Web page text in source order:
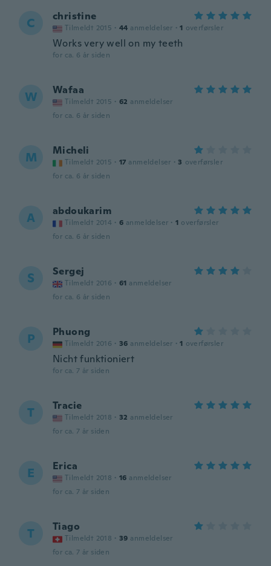
C christine
Tilmeldt 2015 · 44 anmeldelser · 1 overførsler
Works very well on my teeth
for ca. 6 år siden
W Wafaa
Tilmeldt 2015 · 62 anmeldelser
for ca. 6 år siden
M Micheli
Tilmeldt 2015 · 17 anmeldelser · 3 overførsler
for ca. 6 år siden
A abdoukarim
Tilmeldt 2014 · 6 anmeldelser · 1 overførsler
for ca. 6 år siden
S Sergej
Tilmeldt 2016 · 61 anmeldelser
for ca. 6 år siden
P Phuong
Tilmeldt 2016 · 36 anmeldelser · 1 overførsler
Nicht funktioniert
for ca. 7 år siden
T Tracie
Tilmeldt 2018 · 32 anmeldelser
for ca. 7 år siden
E Erica
Tilmeldt 2018 · 16 anmeldelser
for ca. 7 år siden
T Tiago
Tilmeldt 2018 · 39 anmeldelser
for ca. 7 år siden